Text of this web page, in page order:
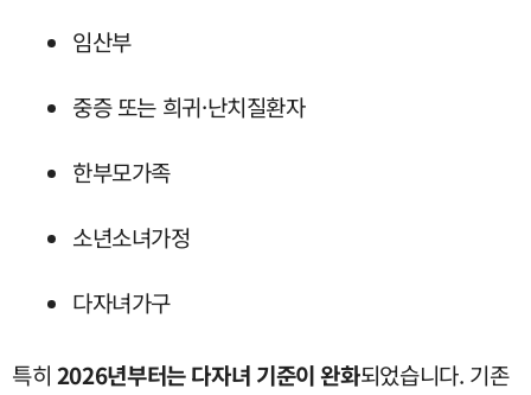
임산부
중증 또는 희귀·난치질환자
한부모가족
소년소녀가정
다자녀가구
특히 2026년부터는 다자녀 기준이 완화되었습니다. 기존